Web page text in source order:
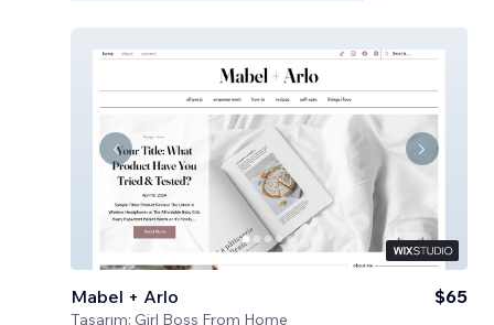
Mabel + Arlo
Tasarım: Girl Boss From Home
$65